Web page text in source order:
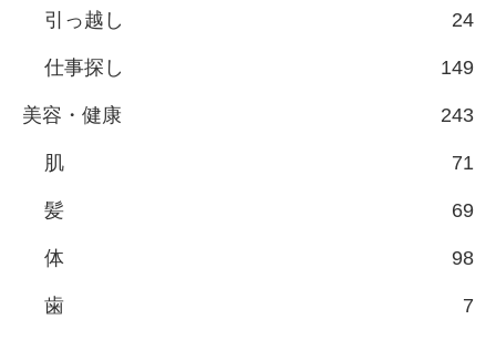
引っ越し 24
仕事探し 149
美容・健康 243
肌 71
髪 69
体 98
歯 7